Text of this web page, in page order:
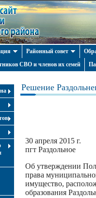
Районный совет
СВО и членов их семей
Решение
30 апреля 2015 г.
пгт Раздольное
Об утверждении
права
имущество,
образования